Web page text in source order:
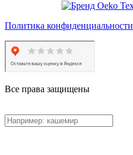
Политика конфиденциальности
Все права защищены